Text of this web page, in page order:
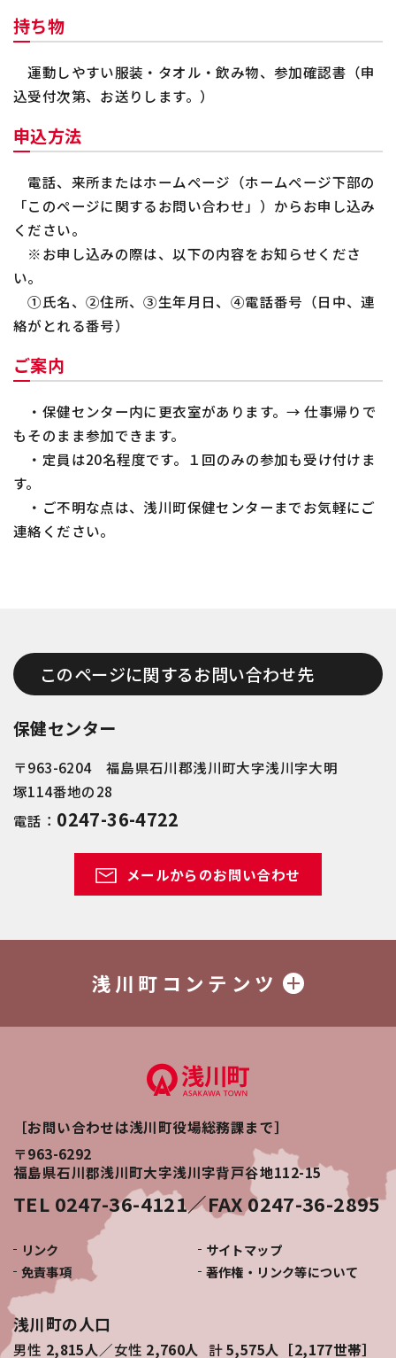
持ち物
運動しやすい服装・タオル・飲み物、参加確認書（申
込受付次第、お送りします。）
申込方法
電話、来所またはホームページ（ホームページ下部の
「このページに関するお問い合わせ」）からお申し込み
ください。
※お申し込みの際は、以下の内容をお知らせくださ
い。
①氏名、②住所、③生年月日、④電話番号（日中、連
絡がとれる番号）
ご案内
・保健センター内に更衣室があります。→仕事帰りで
もそのまま参加できます。
・定員は20名程度です。１回のみの参加も受け付けま
す。
・ご不明な点は、浅川町保健センターまでお気軽にご
連絡ください。
このページに関するお問い合わせ先
保健センター
〒963-6204 福島県石川郡浅川町大字浅川字大明
塚114番地の28
電話： 0247-36-4722
メールからのお問い合わせ
浅川町コンテンツ
［お問い合わせは浅川町役場総務課まで］
〒963-6292
福島県石川郡浅川町大字浅川字背戸谷地112-15
TEL 0247-36-4121／FAX 0247-36-2895
リンク
サイトマップ
免責事項
著作権・リンク等について
浅川町の人口
男性 2,815人 女性 2,760人 計5,575人［2,177世帯］